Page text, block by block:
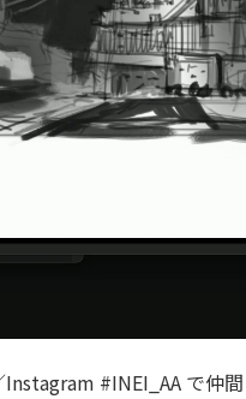
#INEI_AA で仲